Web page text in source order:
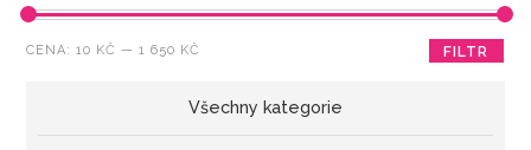
Minimální
Maximální
FILTR
CENA:10 KČ —1 650 KČ
Všechny kategorie